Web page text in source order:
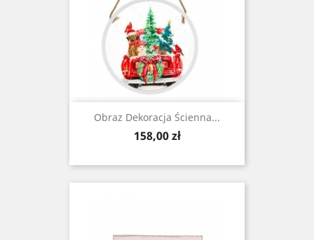
Obraz Dekoracja Ścienna...
Cena
158,00 zł